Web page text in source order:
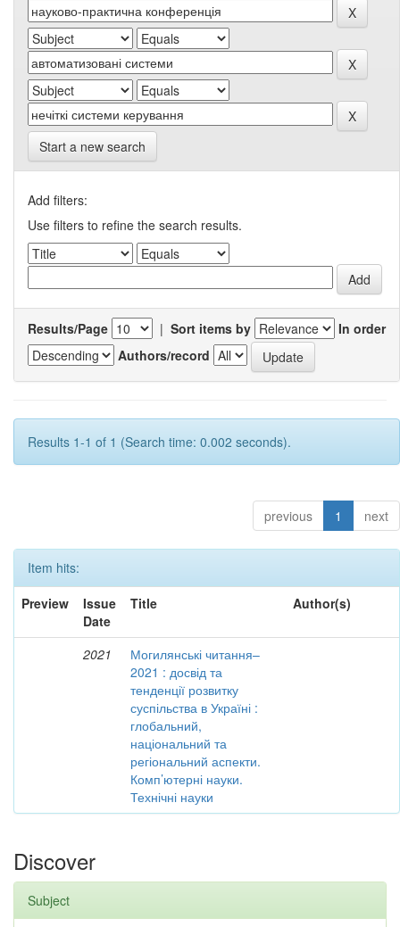
Start a new search
Add filters:
Use filters to refine the search results.
Results/Page | Sort items by
In order
Authors/record
Results 1-1 of 1 (Search time: 0.002 seconds).
previous 1 next
Item hits:
Preview
Issue
Date
Title Author(s)
2021
Могилянські читання–
2021 : досвід та
тенденції розвитку
суспільства в Україні :
глобальний,
національний та
регіональний аспекти.
Комп’ютерні науки.
Технічні науки
Discover
Subject